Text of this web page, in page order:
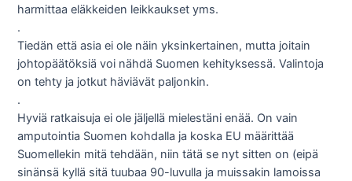
harmittaa eläkkeiden leikkaukset yms.
.
Tiedän että asia ei ole näin yksinkertainen, mutta joitain
johtopäätöksiä voi nähdä Suomen kehityksessä. Valintoja
on tehty ja jotkut häviävät paljonkin.
.
Hyviä ratkaisuja ei ole jäljellä mielestäni enää. On vain
amputointia Suomen kohdalla ja koska EU määrittää
Suomellekin mitä tehdään, niin tätä se nyt sitten on (eipä
sinänsä kyllä sitä tuubaa 90-luvulla ja muissakin lamoissa